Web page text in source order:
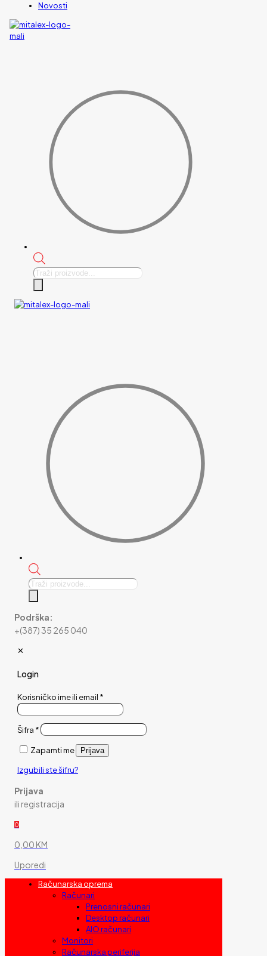
Novosti
Products
Products
Podrška:
+(387) 35 265 040
✕
Login
Korisničko ime ili email *
Šifra *
Zapamti me Prijava
Izgubili ste šifru?
Prijava
ili registracija
0
0,00 KM
Uporedi
Računarska oprema
Računari
Prenosni računari
Desktop računari
AIO računari
Monitori
Računarska periferija